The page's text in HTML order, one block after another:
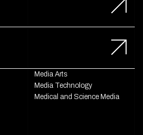
Media Arts
Media Technology
Medical and Science Media